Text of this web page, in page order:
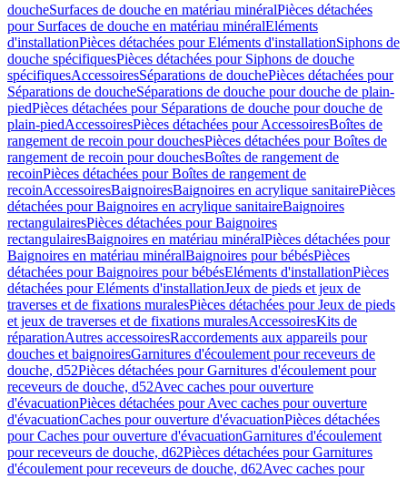
doucheSurfaces de douche en matériau minéralPièces détachées
pour Surfaces de douche en matériau minéralEléments
d'installationPièces détachées pour Eléments d'installationSiphons de
douche spécifiquesPièces détachées pour Siphons de douche
spécifiquesAccessoiresSéparations de douchePièces détachées pour
Séparations de doucheSéparations de douche pour douche de plain-
piedPièces détachées pour Séparations de douche pour douche de
plain-piedAccessoiresPièces détachées pour AccessoiresBoîtes de
rangement de recoin pour douchesPièces détachées pour Boîtes de
rangement de recoin pour douchesBoîtes de rangement de
recoinPièces détachées pour Boîtes de rangement de
recoinAccessoiresBaignoiresBaignoires en acrylique sanitairePièces
détachées pour Baignoires en acrylique sanitaireBaignoires
rectangulairesPièces détachées pour Baignoires
rectangulairesBaignoires en matériau minéralPièces détachées pour
Baignoires en matériau minéralBaignoires pour bébésPièces
détachées pour Baignoires pour bébésEléments d'installationPièces
détachées pour Eléments d'installationJeux de pieds et jeux de
traverses et de fixations muralesPièces détachées pour Jeux de pieds
et jeux de traverses et de fixations muralesAccessoiresKits de
réparationAutres accessoiresRaccordements aux appareils pour
douches et baignoiresGarnitures d'écoulement pour receveurs de
douche, d52Pièces détachées pour Garnitures d'écoulement pour
receveurs de douche, d52Avec caches pour ouverture
d'évacuationPièces détachées pour Avec caches pour ouverture
d'évacuationCaches pour ouverture d'évacuationPièces détachées
pour Caches pour ouverture d'évacuationGarnitures d'écoulement
pour receveurs de douche, d62Pièces détachées pour Garnitures
d'écoulement pour receveurs de douche, d62Avec caches pour